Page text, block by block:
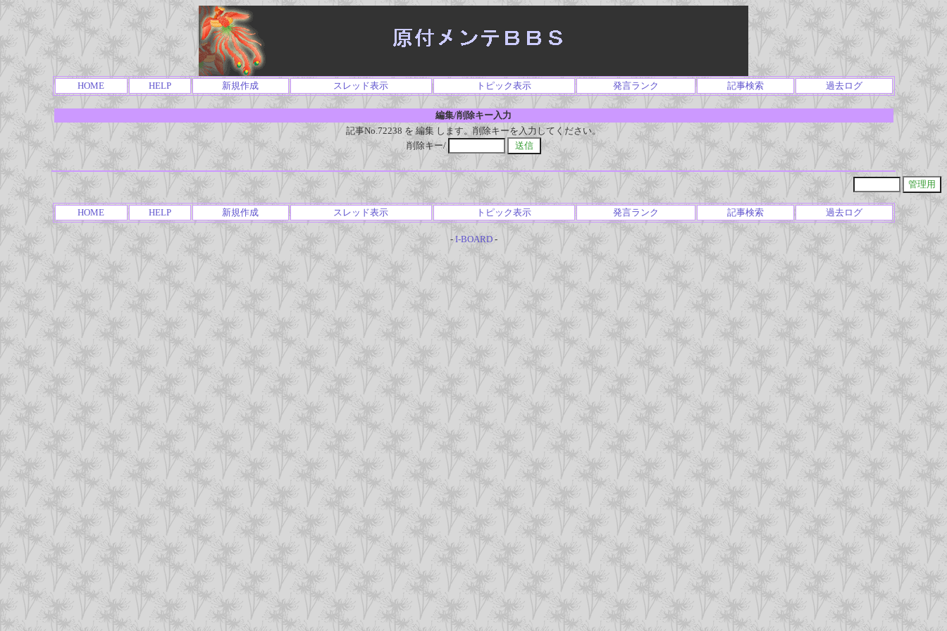
HOME HELP 新規作成 スレッド表示 トピック表示 発言ランク 記事検索 過去ログ
編集/削除キー入力
記事No.72238 を 編集 します。削除キーを入力してください。
削除キー/
HOME HELP 新規作成 スレッド表示 トピック表示 発言ランク 記事検索 過去ログ
- I-BOARD-